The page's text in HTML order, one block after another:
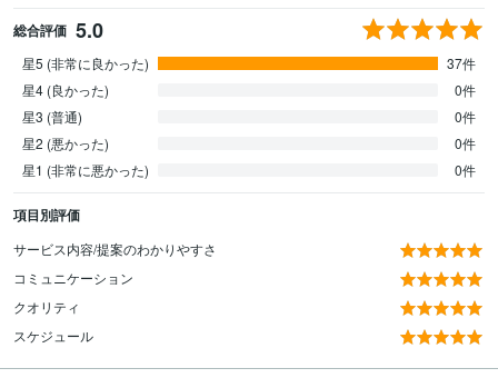
総合評価 5.0
星5 (非常に良かった)
37件
星4 (良かった)
0件
星3 (普通)
0件
星2 (悪かった)
0件
星1 (非常に悪かった)
0件
項目別評価
サービス内容/提案のわかりやすさ
コミュニケーション
クオリティ
スケジュール